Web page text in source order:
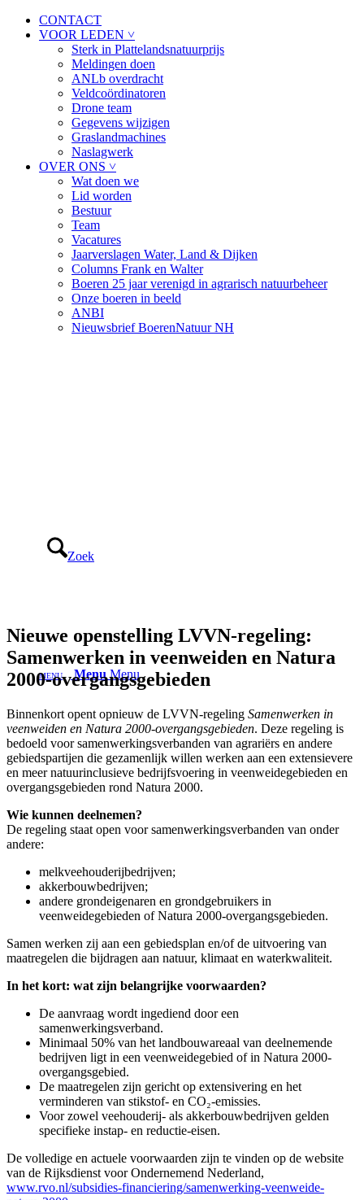
CONTACT
VOOR LEDEN ˅
Sterk in Plattelandsnatuurprijs
Meldingen doen
ANLb overdracht
Veldcoördinatoren
Drone team
Gegevens wijzigen
Graslandmachines
Naslagwerk
OVER ONS ˅
Wat doen we
Lid worden
Bestuur
Team
Vacatures
Jaarverslagen Water, Land & Dijken
Columns Frank en Walter
Boeren 25 jaar verenigd in agrarisch natuurbeheer
Onze boeren in beeld
ANBI
Nieuwsbrief BoerenNatuur NH
Zoek
Menu Menu
Nieuwe openstelling LVVN-regeling:
Samenwerken in veenweiden en Natura
2000-overgangsgebieden
Binnenkort opent opnieuw de LVVN-regeling Samenwerken in
veenweiden en Natura 2000-overgangsgebieden. Deze regeling is
bedoeld voor samenwerkingsverbanden van agrariërs en andere
gebiedspartijen die gezamenlijk willen werken aan een extensievere
en meer natuurinclusieve bedrijfsvoering in veenweidegebieden en
overgangsgebieden rond Natura 2000.
Wie kunnen deelnemen?
De regeling staat open voor samenwerkingsverbanden van onder
andere:
melkveehouderijbedrijven;
akkerbouwbedrijven;
andere grondeigenaren en grondgebruikers in
veenweidegebieden of Natura 2000-overgangsgebieden.
Samen werken zij aan een gebiedsplan en/of de uitvoering van
maatregelen die bijdragen aan natuur, klimaat en waterkwaliteit.
In het kort: wat zijn belangrijke voorwaarden?
De aanvraag wordt ingediend door een
samenwerkingsverband.
Minimaal 50% van het landbouwareaal van deelnemende
bedrijven ligt in een veenweidegebied of in Natura 2000-
overgangsgebied.
De maatregelen zijn gericht op extensivering en het
verminderen van stikstof- en CO₂-emissies.
Voor zowel veehouderij- als akkerbouwbedrijven gelden
specifieke instap- en reductie-eisen.
De volledige en actuele voorwaarden zijn te vinden op de website
van de Rijksdienst voor Ondernemend Nederland,
www.rvo.nl/subsidies-financiering/samenwerking-veenweide-